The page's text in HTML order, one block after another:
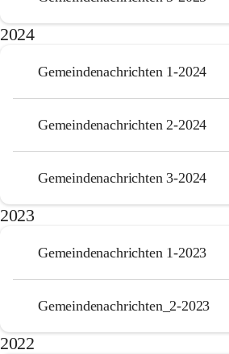
2024
Gemeindenachrichten 1-2024
Gemeindenachrichten 2-2024
Gemeindenachrichten 3-2024
2023
Gemeindenachrichten 1-2023
Gemeindenachrichten_2-2023
2022